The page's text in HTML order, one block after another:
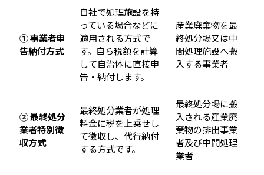
① 事業者申
告納付方式
自社で処理施設を持
っている場合などに
適用される方式で
す。自ら税額を計算
して自治体に直接申
告・納付します。
産業廃棄物を最
終処分場又は中
間処理施設へ搬
入する事業者
② 最終処分
業者特別徴
収方式
最終処分業者が処理
料金に税を上乗せし
て徴収し、代行納付
する方式です。
最終処分場に搬
入される産業廃
棄物の排出事業
者及び中間処理
業者